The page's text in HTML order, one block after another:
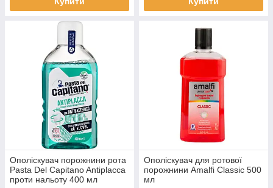
Ополіскувач порожнини рота
Pasta Del Capitano Antiplacca
проти нальоту 400 мл
Ополіскувач для ротової
порожнини Amalfi Classic 500
мл